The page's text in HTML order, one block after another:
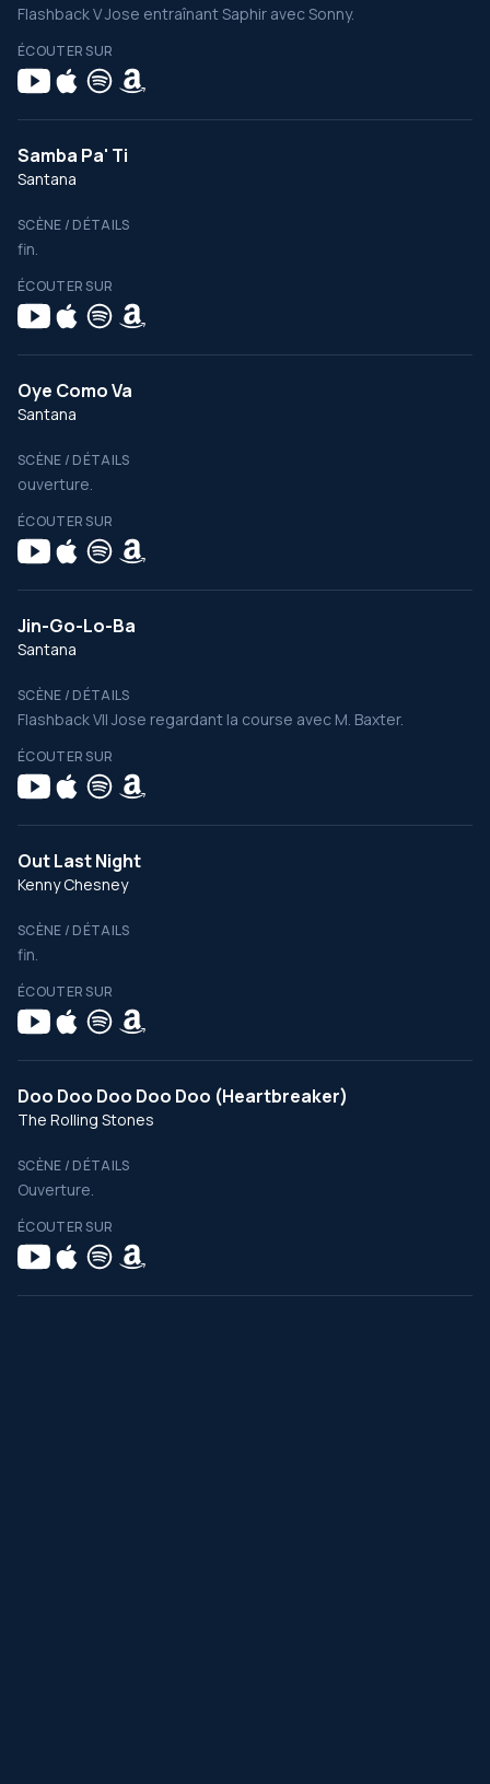
Flashback V Jose entraînant Saphir avec Sonny.
ÉCOUTER SUR
Samba Pa' Ti
Santana
SCÈNE / DÉTAILS
fin.
ÉCOUTER SUR
Oye Como Va
Santana
SCÈNE / DÉTAILS
ouverture.
ÉCOUTER SUR
Jin-Go-Lo-Ba
Santana
SCÈNE / DÉTAILS
Flashback VII Jose regardant la course avec M. Baxter.
ÉCOUTER SUR
Out Last Night
Kenny Chesney
SCÈNE / DÉTAILS
fin.
ÉCOUTER SUR
Doo Doo Doo Doo Doo (Heartbreaker)
The Rolling Stones
SCÈNE / DÉTAILS
Ouverture.
ÉCOUTER SUR